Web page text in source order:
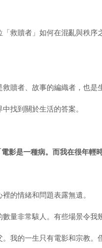
救贖者」如何在混亂與秩
贖者、故事的編織者，也是
找到關於生活的答案。
影是一種病。而我在很年輕
的情緒和問題表露無遺。
數量非常駭人。有些場景令我
。我的一生只有電影和宗教。